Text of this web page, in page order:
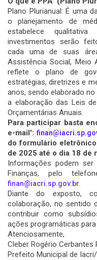
Plano Plurianual: É uma
o planejamento de
estabelece
investimentos serão
cada uma de suas
Assistência Social, Meio
reflete o plano de
estratégias, diretrizes e
anos, sendo elaborado
a elaboração das Leis
Orçamentárias Anuais.
Para participar basta
e-mail':
do formulário
de 2025 até o dia 18 de
Informações podem
Finanças, pelo
finan@iacri.sp.gov.br.
Diante do exposto,
colaboração, no sentido
contribuir como
ações programáticas
Atenciosamente,
Cleber Rogério Cerbantes
Prefeito Municipal de